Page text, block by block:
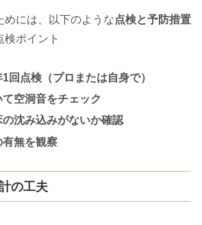
めには、以下のような点検と予防措置
検ポイント
回点検（プロまたは自身で）
空洞音をチェック
沈み込みがないか確認
無を観察
の工夫